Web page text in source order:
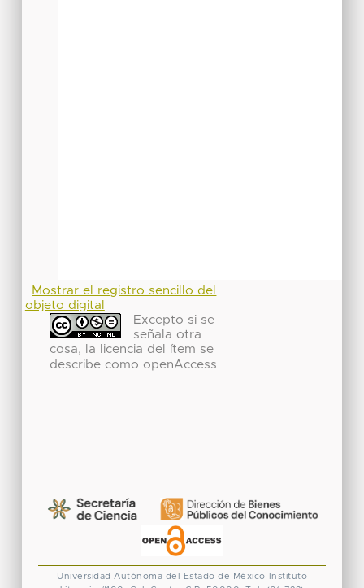
Mostrar el registro sencillo del
objeto digital
Excepto si se
señala otra
cosa, la licencia del ítem se
describe como openAccess
Universidad Autónoma del Estado de México
Instituto